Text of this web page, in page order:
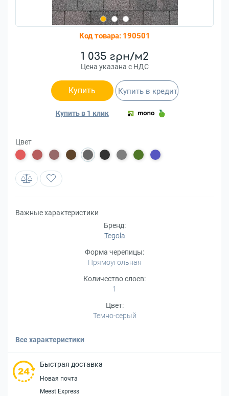
Код товара: 190501
1 035 грн/м2
Цена указана с НДС
Купить
Купить в 1 клик
Купить в кредит
Цвет
Важные характеристики
Бренд:
Tegola
Форма черепицы:
Прямоугольная
Количество слоев:
1
Цвет:
Темно-серый
Все характеристики
Быстрая доставка
Новая почта
Meest Express